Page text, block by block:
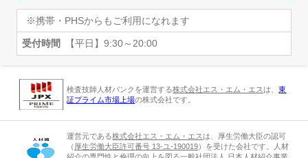
※携帯・PHSからもご利用になれます
受付時間 【平日】9:30～20:00
検査技師人材バンクを運営する株式会社エス・エム・エスは、東
証プライム市場上場の株式会社です。
運営元である株式会社エス・エム・エスは、厚生労働大臣の認可
（ 厚生労働大臣許可番号 13-ユ-190019）を受けた会社です。人材